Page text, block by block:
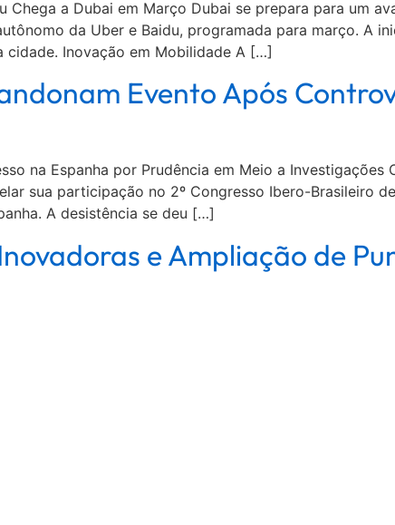
Chega a Dubai em Março Dubai se prepara para um
da Uber e Baidu, programada para março. A
cidade. Inovação em Mobilidade A […]
Evento Após
na Espanha por Prudência em Meio a Investigações
sua participação no 2º Congresso Ibero-Brasileiro
A desistência se deu […]
e Ampliação de